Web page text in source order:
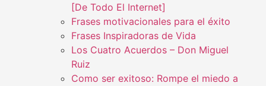
[De Todo El Internet]
Frases motivacionales para el éxito
Frases Inspiradoras de Vida
Los Cuatro Acuerdos – Don Miguel
Ruiz
Como ser exitoso: Rompe el miedo a